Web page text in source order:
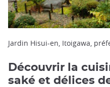
Jardin Hisui-en, Itoigawa,
Découvrir la
saké et délices